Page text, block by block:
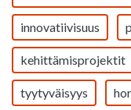
innovatiivisuus
kehittämisprojektit
tyytyväisyys